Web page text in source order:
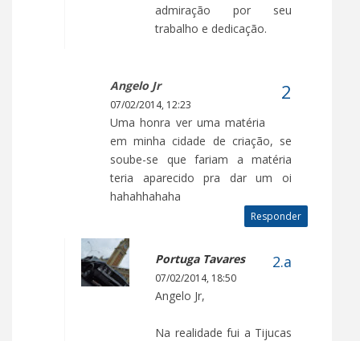
admiração por seu
trabalho e dedicação.
Angelo Jr
07/02/2014, 12:23
Uma honra ver uma matéria
em minha cidade de criação, se
soube-se que fariam a matéria
teria aparecido pra dar um oi
hahahhahaha
Responder
Portuga Tavares
07/02/2014, 18:50
Angelo Jr,
Na realidade fui a Tijucas